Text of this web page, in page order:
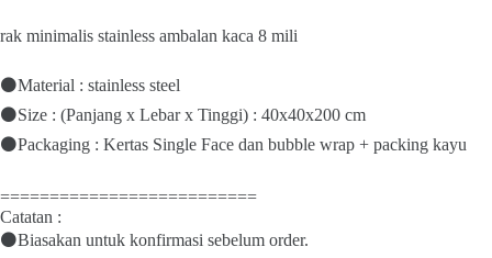
rak minimalis stainless ambalan kaca 8 mili
⚫Material : stainless steel
⚫Size : (Panjang x Lebar x Tinggi) : 40x40x200 cm
⚫Packaging : Kertas Single Face dan bubble wrap + packing kayu
==========================
Catatan :
⚫Biasakan untuk konfirmasi sebelum order.